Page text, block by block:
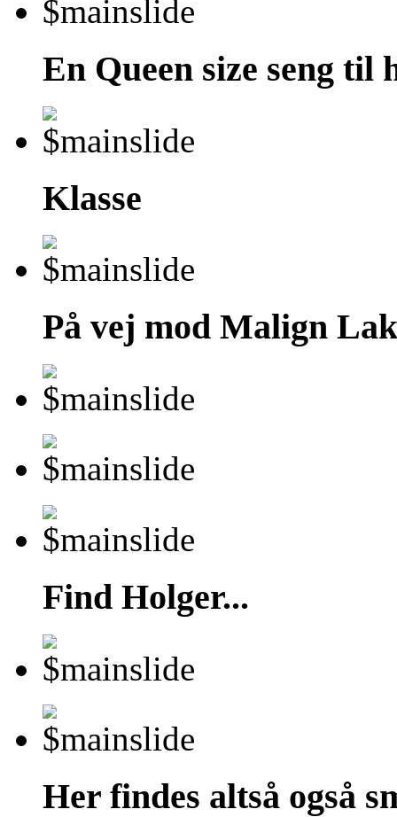
En Queen size seng til
Klasse
På vej mod Malign
Find Holger...
Her findes altså også